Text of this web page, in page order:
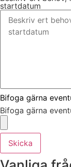
startdatum
Bifoga gärna
Bifoga gärna
Skicka